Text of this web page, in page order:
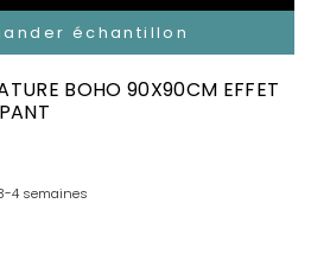
échantillon
BOHO 90X90CM EFFET
4 semaines